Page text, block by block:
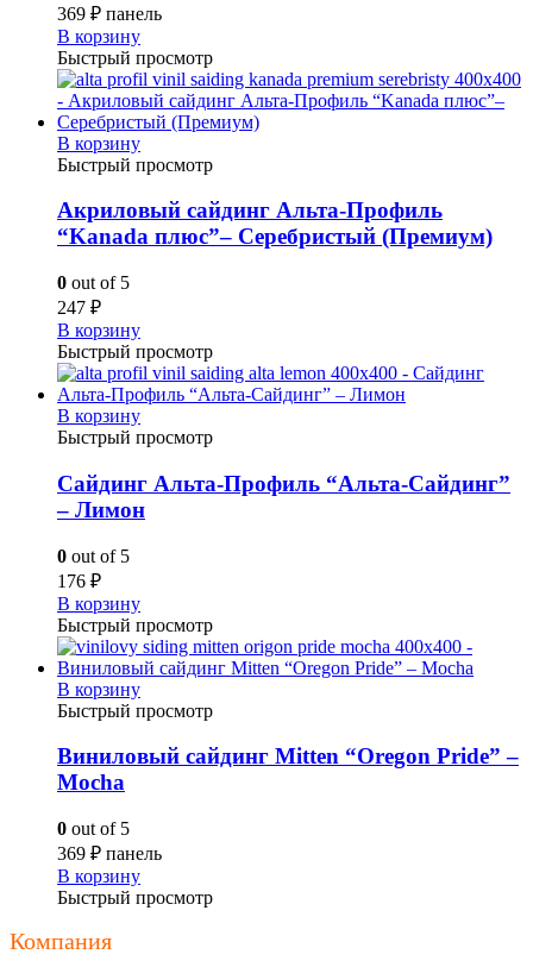
369 ₽ панель
В корзину
Быстрый просмотр
В корзину
Быстрый просмотр
Акриловый сайдинг Альта-Профиль
“Kanada плюс”– Серебристый (Премиум)
0 out of 5
247 ₽
В корзину
Быстрый просмотр
В корзину
Быстрый просмотр
Сайдинг Альта-Профиль “Альта-Сайдинг”
– Лимон
0 out of 5
176 ₽
В корзину
Быстрый просмотр
В корзину
Быстрый просмотр
Виниловый сайдинг Mitten “Oregon Pride” –
Mocha
0 out of 5
369 ₽ панель
В корзину
Быстрый просмотр
Компания